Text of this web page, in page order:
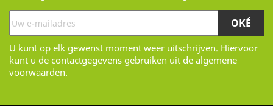
U kunt op elk gewenst moment weer uitschrijven. Hiervoor
kunt u de contactgegevens gebruiken uit de algemene
voorwaarden.